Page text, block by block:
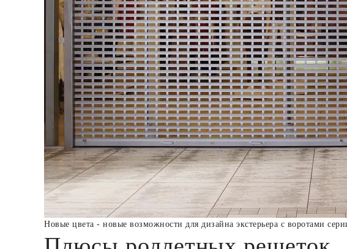
Новые цвета - новые возможности для дизайна экстерьера с воротами